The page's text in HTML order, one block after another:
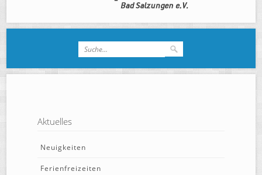
Aktuelles
Neuigkeiten
Ferienfreizeiten